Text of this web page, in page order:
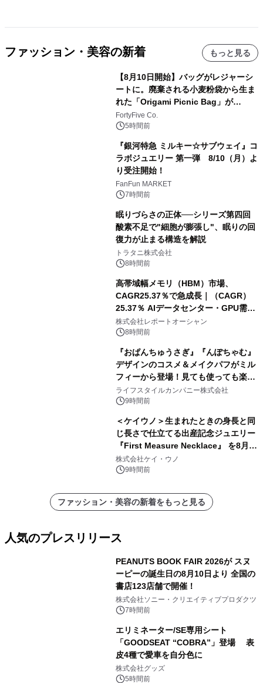
ファッション・美容の新着 もっと見る
【8月10日開始】バッグがレジャーシ
ートに。廃棄される小麦粉袋から生ま
れた「Origami Picnic Bag」が
Makuakeに登場
FortyFive Co.
5時間前
『銀河特急 ミルキー☆サブウェイ』コ
ラボジュエリー 第一弾 8/10（月）よ
り受注開始！
FanFun MARKET
7時間前
眠りづらさの正体──シリーズ第四回
酸素不足で"細胞が膨張し"、眠りの回
復力が止まる構造を解説
トラタニ株式会社
8時間前
高帯域幅メモリ（HBM）市場、
CAGR25.37％で急成長｜（CAGR）
25.37％ AIデータセンター・GPU需要
拡大が2035年の市場成長を牽引
株式会社レポートオーシャン
8時間前
『おぱんちゅうさぎ』『んぽちゃむ』
デザインのコスメ＆メイクパフがミル
フィーから登場！見ても使っても楽し
い、ポップでキュートなコレクショ
ン。
ライフスタイルカンパニー株式会社
9時間前
＜ケイウノ＞生まれたときの身長と同
じ長さで仕立てる出産記念ジュエリー
『First Measure Necklace』 を8月14
日(金)に発売
株式会社ケイ・ウノ
9時間前
ファッション・美容の新着をもっと見る
人気のプレスリリース
PEANUTS BOOK FAIR 2026が スヌ
ーピーの誕生日の8月10日より 全国の
書店123店舗で開催！
株式会社ソニー・クリエイティブプロダクツ
7時間前
エリミネーター/SE専用シート
「GOODSEAT “COBRA”」登場 表
皮4種で愛車を自分色に
株式会社グッズ
5時間前